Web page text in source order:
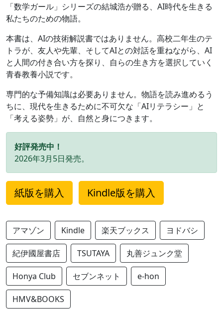
「数学ガール」シリーズの結城浩が贈る、AI時代を生きる
私たちのための物語。
本書は、AIの技術解説書ではありません。高校二年生のテ
トラが、友人や先輩、そしてAIとの対話を重ねながら、AI
と人間の付き合い方を探り、自らの生き方を選択していく
青春教養小説です。
専門的な予備知識は必要ありません。物語を読み進めるう
ちに、現代を生きるために不可欠な「AIリテラシー」と
「考える姿勢」が、自然と身につきます。
好評発売中！
2026年3月5日発売。
紙版を購入 Kindle版を購入
アマゾン Kindle 楽天ブックス ヨドバシ
紀伊國屋書店 TSUTAYA 丸善ジュンク堂
Honya Club セブンネット e-hon
HMV&BOOKS